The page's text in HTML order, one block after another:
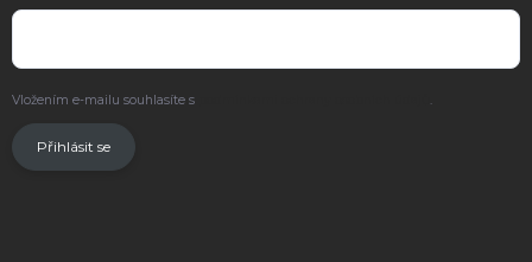
Vložením e-mailu souhlasíte s .
Přihlásit se